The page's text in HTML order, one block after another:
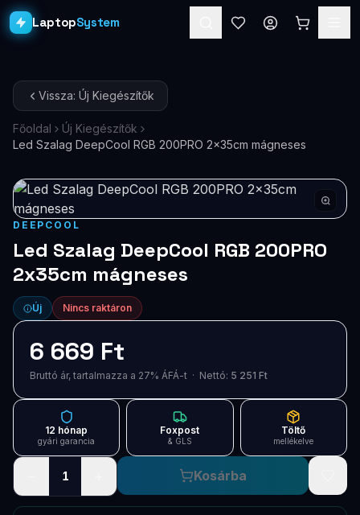
LaptopSystem
Asztali PC-k
Workstation PRO
Monitorok
Dokkolók
Kiegészítők
Akciók
Blog
Támogatás
Új termékek
Vissza: Új Kiegészítők
Főoldal
Új Kiegészítők
Led Szalag DeepCool RGB 200PRO 2x35cm mágneses
DEEPCOOL
Led Szalag DeepCool RGB 200PRO
2x35cm mágneses
Új Nincs raktáron
6 669 Ft
Bruttó ár, tartalmazza a 27% ÁFÁ-t · Nettó: 5 251 Ft
12 hónap
gyári garancia
Foxpost
& GLS
Töltő
mellékelve
1 Kosárba